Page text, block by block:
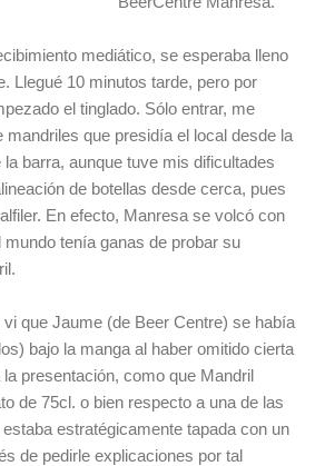
mediático, se esperaba lleno
Llegué 10 minutos tarde, pero por
el tinglado. Sólo entrar, me
mandriles que presidía el local desde la
barra, aunque tuve mis dificultades
de botellas desde cerca, pues
En efecto, Manresa se volcó con
mundo tenía ganas de probar su
que Jaume (de Beer Centre) se había
bajo la manga al haber omitido cierta
presentación, como que Mandril
de 75cl. o bien respecto a una de las
estratégicamente tapada con un
de pedirle explicaciones por tal